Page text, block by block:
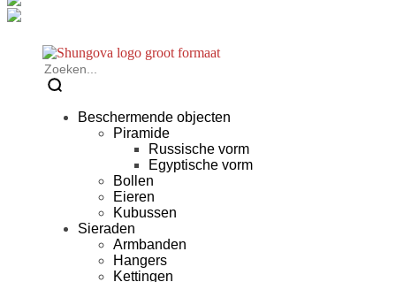
Beschermende objecten
Piramide
Russische vorm
Egyptische vorm
Bollen
Eieren
Kubussen
Sieraden
Armbanden
Hangers
Kettingen